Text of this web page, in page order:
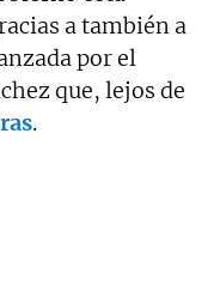
a también a
por el
que, lejos de
.